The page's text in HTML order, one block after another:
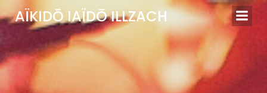
au
contenu
AÏKIDŌ IAÏDŌ ILLZACH